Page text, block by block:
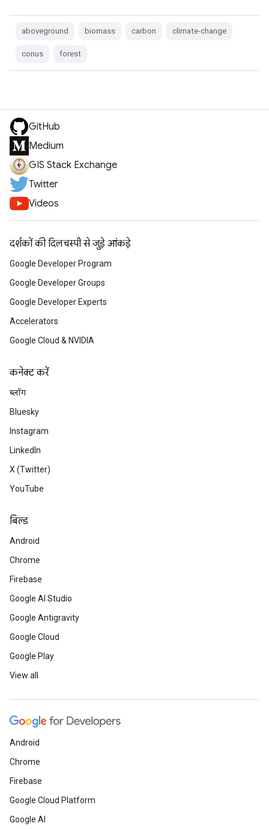
aboveground biomass carbon climate-change
conus forest
GitHub
Medium
GIS Stack Exchange
Twitter
Videos
दर्शकों की दिलचस्पी से जुड़े आंकड़े
Google Developer Program
Google Developer Groups
Google Developer Experts
Accelerators
Google Cloud & NVIDIA
कनेक्ट करें
ब्लॉग
Bluesky
Instagram
LinkedIn
X (Twitter)
YouTube
बिल्ड
Android
Chrome
Firebase
Google AI Studio
Google Antigravity
Google Cloud
Google Play
View all
Android
Chrome
Firebase
Google Cloud Platform
Google AI